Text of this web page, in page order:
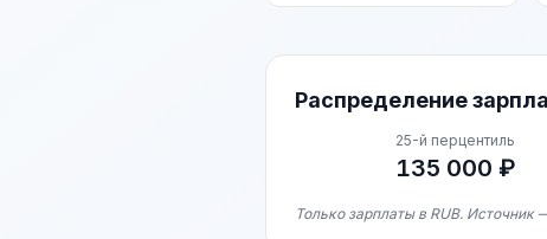
Распределение
25-й перцентиль
135 000 ₽
Только зарплаты в RUB.